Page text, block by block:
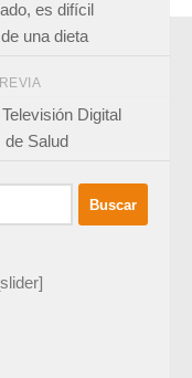
es difícil
una dieta
Digital
de Salud